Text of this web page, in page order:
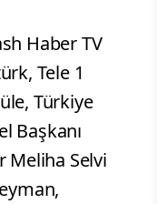
Haber TV
Tele 1
Türkiye
Başkanı
Meliha Selvi